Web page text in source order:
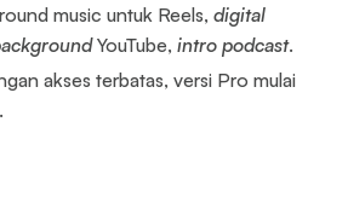
music untuk Reels,digital
YouTube,intro podcast.
akses terbatas, versi Pro mulai